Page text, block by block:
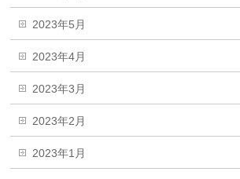
2023年5月
2023年4月
2023年3月
2023年2月
2023年1月